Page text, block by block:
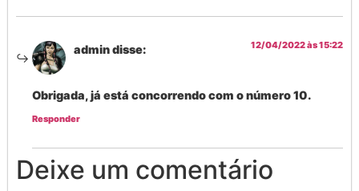
admindisse: 12/04/2022 às 15:22
Obrigada, já está concorrendo com o número 10.
Responder
Deixe um comentário